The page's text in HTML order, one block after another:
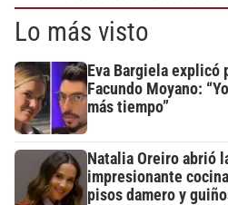
Lo más visto
Eva Bargiela explicó
Facundo Moyano:
más tiempo”
Natalia Oreiro abrió
impresionante
pisos damero y